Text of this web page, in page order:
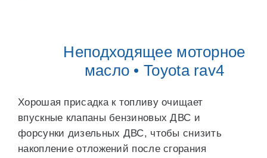
Неподходящее моторное
масло • Toyota rav4
Хорошая присадка к топливу очищает
впускные клапаны бензиновых ДВС и
форсунки дизельных ДВС, чтобы снизить
накопление отложений после сгорания